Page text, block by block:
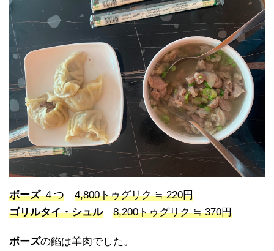
ボーズ４つ
4,800トゥグリク ≒ 220円
ゴリルタイ・シュル
8,200トゥグリク ≒ 370円
ボーズの餡は羊肉でした。